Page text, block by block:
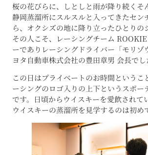
桜の花びらに、しとしと雨が降り続くそ
静岡蒸溜所にスルスルと入ってきたセン
ら、オクシズの地に降り立ったひとりの
その人こそ、レーシングチーム
ーでありレーシングドライバー「モリゾ
ヨタ自動車株式会社の豊田章男 会長でし
この日はプライベートのお時間というこ
ーシングのロゴ入りの上下というスポー
です。日頃からウイスキーを愛飲されて
ウイスキーの蒸溜所を見学するのは初め